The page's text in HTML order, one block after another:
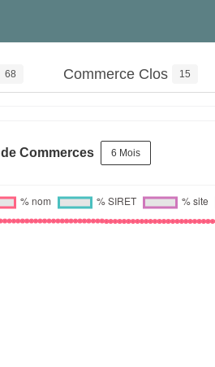
68 Commerce Clos 15
Commerces 6 Mois